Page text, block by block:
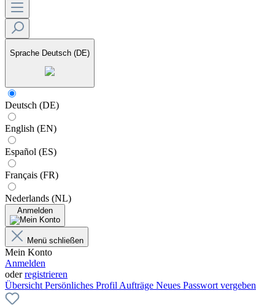
Sprache Deutsch (DE)
Deutsch (DE)
English (EN)
Español (ES)
Français (FR)
Nederlands (NL)
Anmelden
Menü schließen
Mein Konto
Anmelden
oderregistrieren
Übersicht Persönliches Profil Aufträge Neues Passwort vergeben